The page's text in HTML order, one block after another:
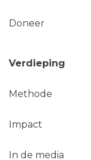
Doneer
Verdieping
Methode
Impact
In de media